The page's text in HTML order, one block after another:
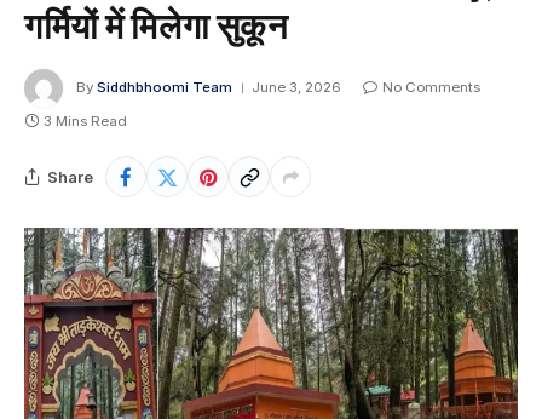
गर्मियों में मिलेगा सुकून
By Siddhbhoomi Team June 3, 2026
No Comments
3 Mins Read
Share